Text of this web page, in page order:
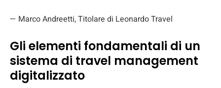
— Marco Andreetti, Titolare di Leonardo Travel
Gli elementi fondamentali di un
sistema di travel management
digitalizzato